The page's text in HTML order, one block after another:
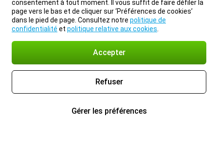
consentement à tout moment. Il vous suffit de faire défiler la
page vers le bas et de cliquer sur ‘Préférences de cookies’
dans le pied de page. Consultez notre politique de
confidentialité et politique relative aux cookies
Accepter
Refuser
Gérer les préférences